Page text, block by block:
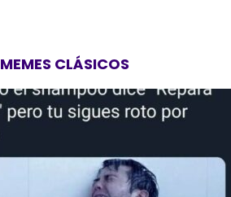
MEMES CLÁSICOS